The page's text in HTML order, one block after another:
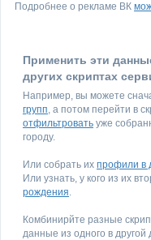
Подробнее о рекламе ВК
Применить эти
других скриптах
Например, вы можете
групп, а потом перейти в
отфильтровать уже
городу.
Или собрать их профили в
Или узнать, у кого из их
рождения.
Комбинирйте разные
данные из одного в